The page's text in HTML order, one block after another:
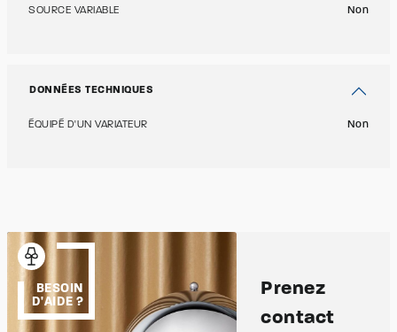
SOURCE VARIABLE Non
DONNÉES TECHNIQUES
ÉQUIPÉ D'UN VARIATEUR Non
BESOIN
D'AIDE ?
Prenez
contact